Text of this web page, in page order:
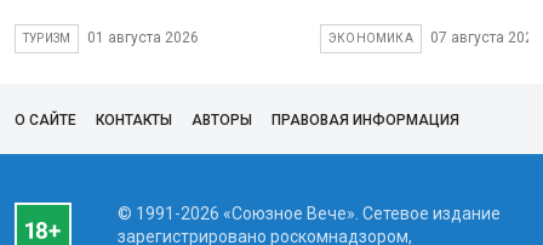
ТУРИЗМ 01 августа 2026 ЭКОНОМИКА 07 августа 2026
О САЙТЕ КОНТАКТЫ АВТОРЫ ПРАВОВАЯ ИНФОРМАЦИЯ
© 1991-2026 «Союзное Вече». Сетевое издание
зарегистрировано роскомнадзором,